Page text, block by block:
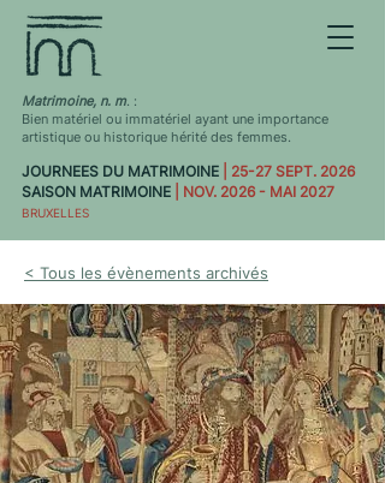
Matrimoine, n. m. :
Bien matériel ou immatériel ayant une importance
artistique ou historique hérité des femmes.
JOURNEES DU MATRIMOINE
| 25-27 SEPT. 2026
SAISON MATRIMOINE
| NOV. 2026 - MAI 2027
BRUXELLES
< Tous les évènements archivés